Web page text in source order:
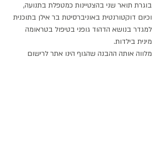
בוגרת תואר שני בהצטיינות כמטפלת בתנועה,
וכיום דוקטורנטית באוניברסיטת בר אילן בתוכנית
למגדר בנושא הדהוד גופני בטיפול בטראומה
מינית בילדות.
מלווה אותה ההבנה שהגוף הינו אתר לרישום